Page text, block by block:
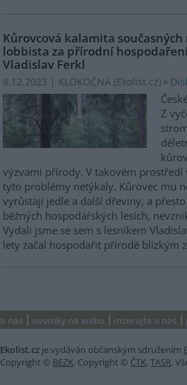
Kůrovcová kalamita
lobbista za přírodní
Vladislav Ferkl
8.12.2023 | KLOKOČNÁ (Ekolist.cz)
Z
výzvami přírody. V takovém prostředí
tyto problémy netýkaly. Kůrovec mu
vyrůstají jedle a další dřeviny, a
běžných hospodářských lesích,
Vydali jsme se sem s lesníkem
lety začal hospodařit přírodě blízkým
o nás novinky na webu inzerujte u nás
Ekolist.cz je vydáván občanským sdružením
Copyright © BEZK. Copyright © ČTK, TASR.